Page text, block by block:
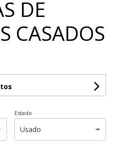
DE
CASADOS
Estado